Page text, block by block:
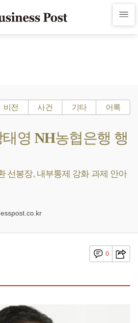
비전 사건 기타 어록
태영 NH농협은행 행
선봉장, 내부통제 강화 과제 안아
0